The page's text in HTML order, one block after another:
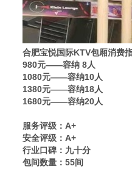
合肥宝悦国际KTV包厢消费
980元——容纳 8人
1080元——容纳10人
1380元——容纳18人
1680元——容纳20人
服务评级：A+
安全评级：A+
行业口碑：九十分
包间数量：55间